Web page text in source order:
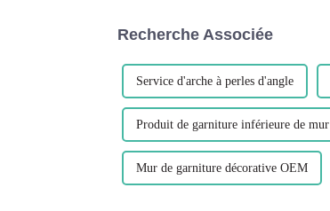
Recherche Associée
Service d'arche à perles d'angle
Produit de garniture inférieure de mur
Mur de garniture décorative OEM